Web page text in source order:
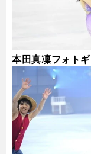
本田真凜フォト